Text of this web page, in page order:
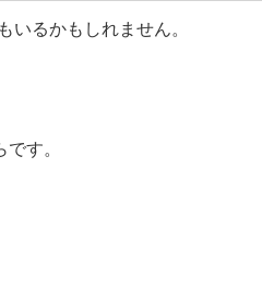
いるかもしれません。
す。